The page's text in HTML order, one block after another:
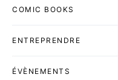
COMIC BOOKS
ENTREPRENDRE
ÉVÈNEMENTS